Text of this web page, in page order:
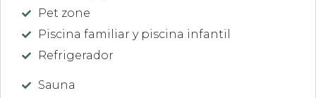
Pet zone
Piscina familiar y piscina infantil
Refrigerador
Sauna